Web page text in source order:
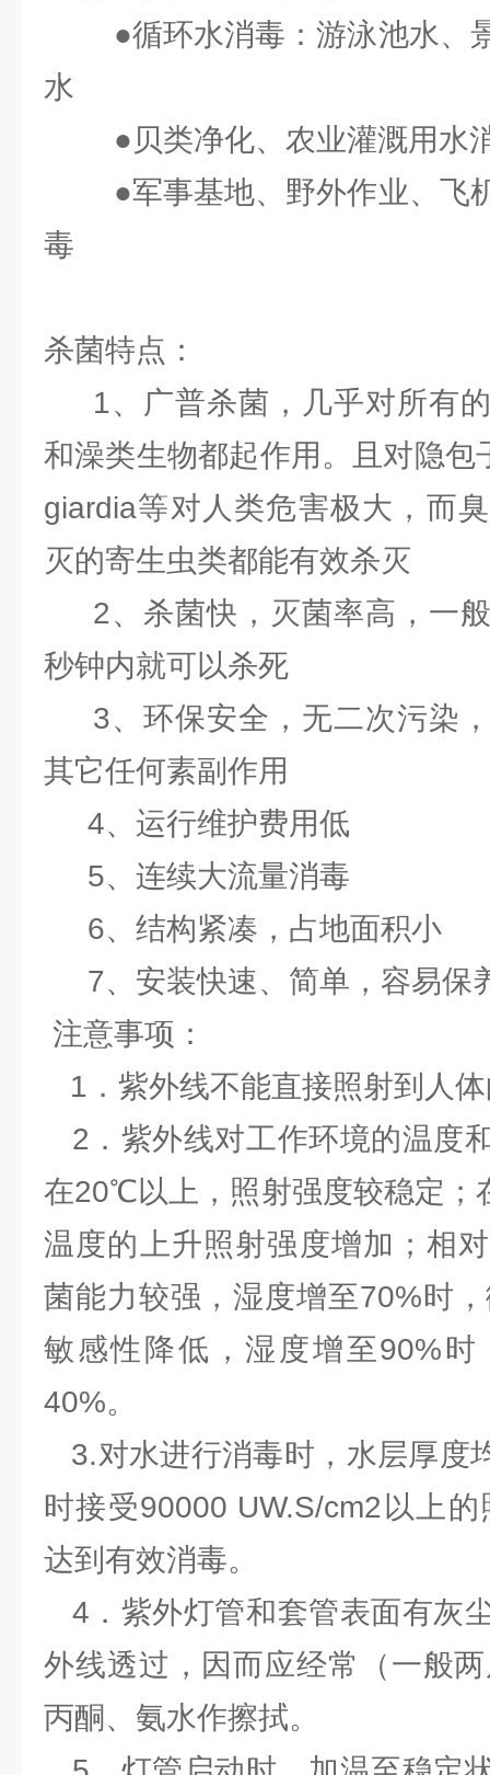
●循环水消毒：游泳池水、
水
●贝类净化、农业灌溉用水
●军事基地、野外作业、飞
毒
杀菌特点：
1、广普杀菌，几乎对所有
和澡类生物都起作用。且对隐
giardia等对人类危害极大，而
灭的寄生虫类都能有效杀灭
2、杀菌快，灭菌率高，一
秒钟内就可以杀死
3、环保安全，无二次污染
其它任何素副作用
4、运行维护费用低
5、连续大流量消毒
6、结构紧凑，占地面积小
7、安装快速、简单，容易保
注意事项：
1．紫外线不能直接照射到人
2．紫外线对工作环境的温度
在20℃以上，照射强度较稳定
温度的上升照射强度增加；相
菌能力较强，湿度增至70%时
敏感性降低，湿度增至90%时
40%。
3.对水进行消毒时，水层厚度
时接受90000 UW.S/cm2以上
达到有效消毒。
4．紫外灯管和套管表面有灰
外线透过，因而应经常（一般
丙酮、氨水作擦拭。